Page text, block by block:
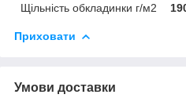
Щільність обкладинки г/м2
Приховати
Умови доставки